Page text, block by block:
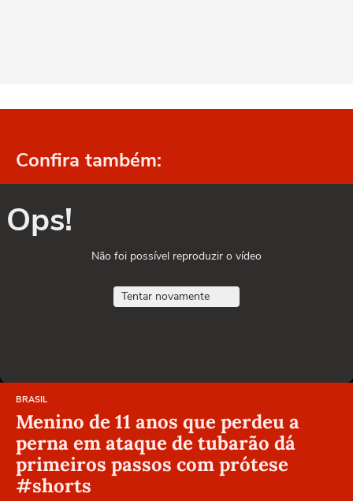
Confira também:
Ops!
Não foi possível reproduzir o vídeo
Tentar novamente
BRASIL
Menino de 11 anos que perdeu a
perna em ataque de tubarão dá
primeiros passos com prótese
#shorts